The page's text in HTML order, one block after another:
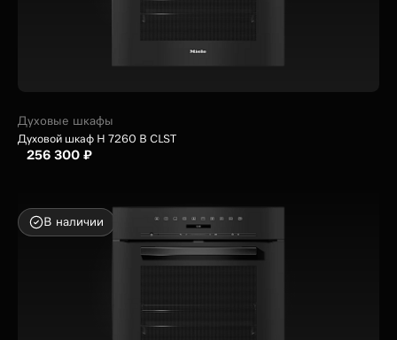
Духовые шкафы
Духовой шкаф H 7260 B CLST
256 300 ₽
В наличии